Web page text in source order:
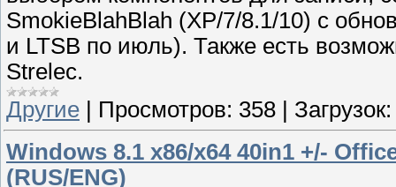
SmokieBlahBlah (XP/7/8.1/10) с
и LTSB по июль). Также есть
Strelec.
Другие
Просмотров: 358
Загрузок:
Windows 8.1 x86/x64 40in1 +/-
(RUS/ENG)